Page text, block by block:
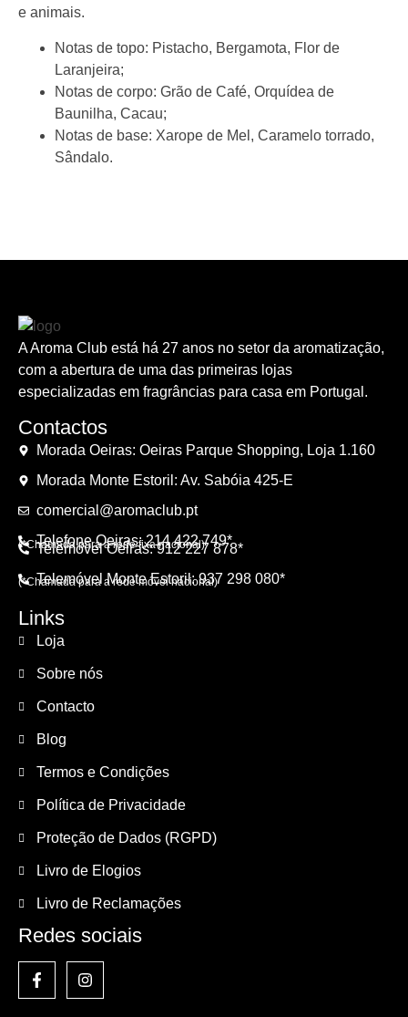
e animais.
Notas de topo: Pistacho, Bergamota, Flor de
Laranjeira;
Notas de corpo: Grão de Café, Orquídea de
Baunilha, Cacau;
Notas de base: Xarope de Mel, Caramelo torrado,
Sândalo.
A Aroma Club está há 27 anos no setor da aromatização,
com a abertura de uma das primeiras lojas
especializadas em fragrâncias para casa em Portugal.
Contactos
Morada Oeiras: Oeiras Parque Shopping, Loja 1.160
Morada Monte Estoril: Av. Sabóia 425-E
comercial@aromaclub.pt
Telefone Oeiras: 214 422 749*
(*Chamada para a rede fixa nacional)
Telemóvel Oeiras: 912 227 878*
Telemóvel Monte Estoril: 937 298 080*
(*Chamada para a rede móvel nacional)
Links
Loja
Sobre nós
Contacto
Blog
Termos e Condições
Política de Privacidade
Proteção de Dados (RGPD)
Livro de Elogios
Livro de Reclamações
Redes sociais